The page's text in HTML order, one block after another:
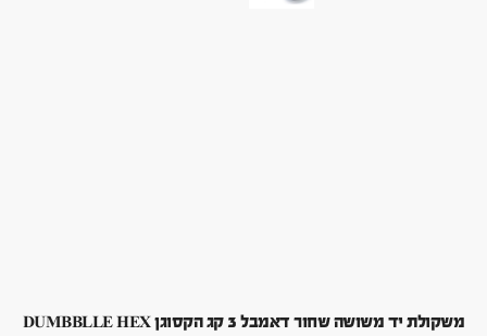
משקולת יד משושה שחור דאמבל 3 קג הקסוגן DUMBBLLE HEX